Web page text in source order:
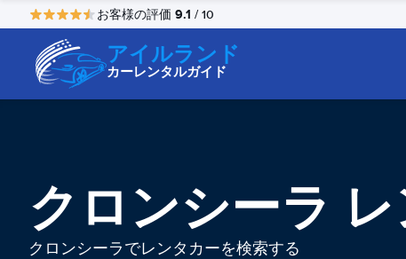
お客様の評価 9.1 / 10
アイルランド
カーレンタルガイド
クロンシーラ
クロンシーラでレンタカーを検索する